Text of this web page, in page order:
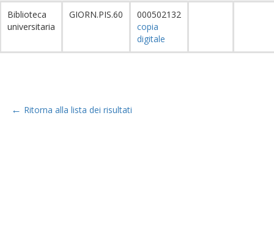
Biblioteca
universitaria
GIORN.PIS.60
000502132
copia
digitale
← Ritorna alla lista dei risultati